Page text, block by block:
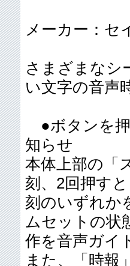
メーカー：セ
さまざまなシ
い文字の音声
●ボタンを押
知らせ
本体上部の「
刻、2回押す
刻のいずれか
ムセットの状
作を音声ガイ
また、「時報